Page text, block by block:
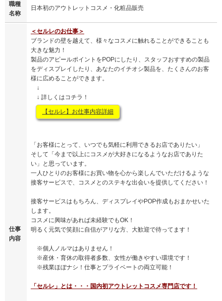
職種
名称
日本初のアウトレットコスメ・化粧品販売
仕事
内容
＜セルレのお仕事＞
ブランドの壁を越えて、様々なコスメに触れることができることも
大きな魅力！
製品のアピールポイントをPOPにしたり、スタッフおすすめの製品
をディスプレイしたり、あなたのイチオシ製品を、たくさんのお客
様に広めることができます。
↓
↓ 詳しくはコチラ！
【セルレ】お仕事内容詳細
「お客様にとって、いつでも気軽に利用できるお店でありたい」
そして「今まで以上にコスメが大好きになるようなお店でありた
い」と思っています。
一人ひとりのお客様にお買い物を心から楽しんでいただけるような
接客サービスで、コスメとのステキな出会いを提供してください！
接客サービスはもちろん、ディスプレイやPOP作成もおまかせいた
します。
コスメに興味があれば未経験でもOK！
明るく元気で笑顔に自信がアリな方、大歓迎で待ってます！
※個人ノルマはありません！
※産休・育休の取得者多数、女性が働きやすい環境です！
※残業ほぼナシ！仕事とプライベートの両立可能！
「セルレ」とは・・・国内初アウトレットコスメ専門店です！